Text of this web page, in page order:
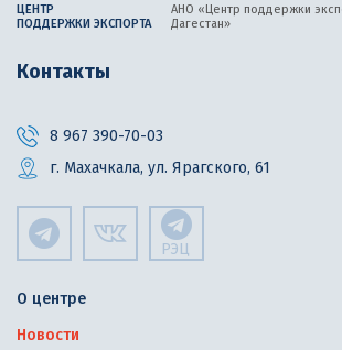
ЦЕНТР
ПОДДЕРЖКИ ЭКСПОРТА
АНО «Центр поддержки
Дагестан»
Контакты
8 967 390-70-03
г. Махачкала, ул. Ярагского, 61
РЭЦ
О центре
Новости